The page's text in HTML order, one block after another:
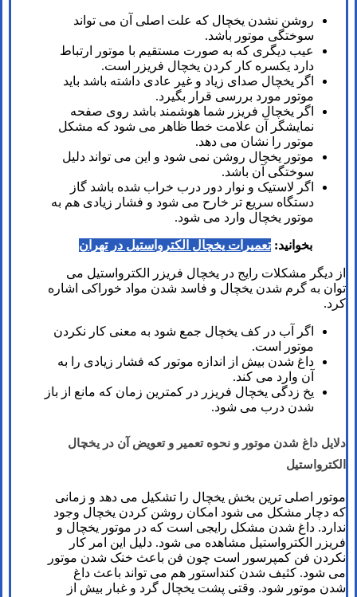
روشن نشدن یخچال که علت اصلی آن می تواند
سوختگی موتور باشد.
عیب دیگری که به صورت مستقیم با موتور ارتباط
دارد یکسره کار کردن یخچال فریزر است.
اگر یخچال صدای زیاد و غیر عادی داشته باشد باید
موتور مورد بررسی قرار بگیرد.
اگر یخچال فریزر شما هوشمند باشد روی صفحه
نمایشگر آن علامت خطا ظاهر می شود که مشکل
موتور را نشان می دهد.
موتور یخچال روشن نمی شود و این می تواند دلیل
سوختگی آن باشد.
اگر لاستیک و نوار دور درب خراب شده باشد گاز
دستگاه سریع تر خارح می شود و فشار زیادی هم به
موتور یخچال وارد می شود.
بخوانید:تعمیرات یخچال الکترواستیل در تهران
از دیگر مشکلات رایج در یخچال فریزر الکترواستیل می
توان به گرم شدن یخچال و فاسد شدن مواد خوراکی اشاره
کرد.
اگر آب در کف یخچال جمع شود به معنی کار نکردن
موتور است.
داغ شدن بیش از اندازه موتور که فشار زیادی را به
آن وارد می کند.
یخ زدگی یخچال فریزر در کمترین زمان که مانع از باز
شدن درب می شود.
دلایل داغ شدن موتور و نحوه تعمیر و تعویض آن در یخچال
الکترواستیل
موتور اصلی ترین بخش یخچال را تشکیل می دهد و زمانی
که دچار مشکل می شود امکان روشن کردن یخچال وجود
ندارد. داغ شدن مشکل رایجی است که در موتور یخچال و
فریزر الکترواستیل مشاهده می شود. دلیل این امر کار
نکردن فن کمپرسور است چون فن باعث خنک شدن موتور
می شود. کثیف شدن کنداستور هم می تواند باعث داغ
شدن موتور شود. وقتی پشت یخچال گرد و غبار بیش از